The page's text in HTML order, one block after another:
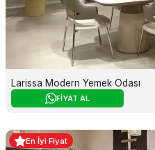
Larissa Modern Yemek Odası
FİYAT AL
En İyi Fiyat